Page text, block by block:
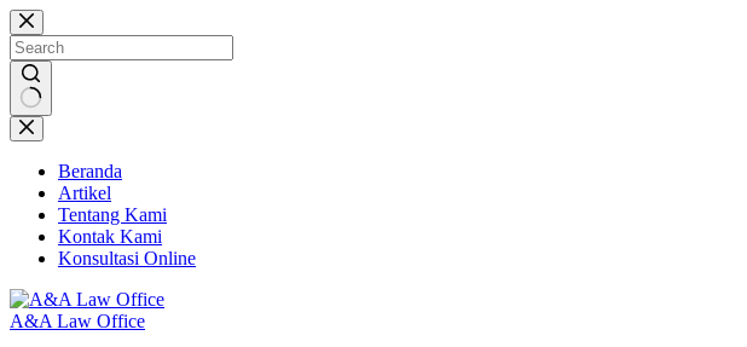
Skip
to
content
No
results
Beranda
Artikel
Tentang Kami
Kontak Kami
Konsultasi Online
A&A Law Office